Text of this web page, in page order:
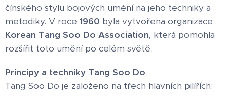
čínského stylu bojových umění na jeho techniky a
metodiky. V roce 1960 byla vytvořena organizace
Korean Tang Soo Do Association, která pomohla
rozšířit toto umění po celém světě.
Principy a techniky Tang Soo Do
Tang Soo Do je založeno na třech hlavních pilířích: